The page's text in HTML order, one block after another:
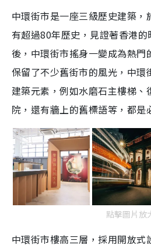
中環街市是一座三級歷史建築
有超過80年歷史，見證著香港
後，中環街市搖身一變成為熱門
保留了不少舊街市的風光，中環
建築元素，例如水磨石主樓梯、
院，還有牆上的舊標語等，都是
點擊圖片放
中環街市樓高三層，採用開放